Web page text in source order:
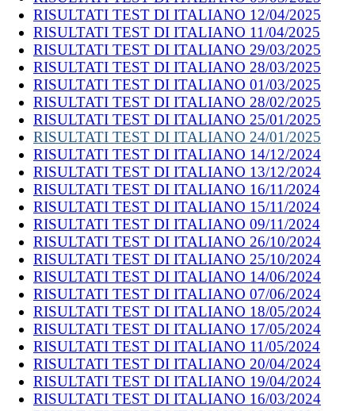
RISULTATI TEST DI ITALIANO 12/04/2025
RISULTATI TEST DI ITALIANO 11/04/2025
RISULTATI TEST DI ITALIANO 29/03/2025
RISULTATI TEST DI ITALIANO 28/03/2025
RISULTATI TEST DI ITALIANO 01/03/2025
RISULTATI TEST DI ITALIANO 28/02/2025
RISULTATI TEST DI ITALIANO 25/01/2025
RISULTATI TEST DI ITALIANO 24/01/2025
RISULTATI TEST DI ITALIANO 14/12/2024
RISULTATI TEST DI ITALIANO 13/12/2024
RISULTATI TEST DI ITALIANO 16/11/2024
RISULTATI TEST DI ITALIANO 15/11/2024
RISULTATI TEST DI ITALIANO 09/11/2024
RISULTATI TEST DI ITALIANO 26/10/2024
RISULTATI TEST DI ITALIANO 25/10/2024
RISULTATI TEST DI ITALIANO 14/06/2024
RISULTATI TEST DI ITALIANO 07/06/2024
RISULTATI TEST DI ITALIANO 18/05/2024
RISULTATI TEST DI ITALIANO 17/05/2024
RISULTATI TEST DI ITALIANO 11/05/2024
RISULTATI TEST DI ITALIANO 20/04/2024
RISULTATI TEST DI ITALIANO 19/04/2024
RISULTATI TEST DI ITALIANO 16/03/2024